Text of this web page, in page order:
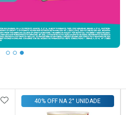
ADICIONAR AOS FAVORITOS
40% OFF NA 2° UNIDADE